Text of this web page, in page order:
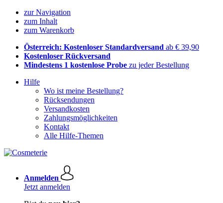
zur Navigation
zum Inhalt
zum Warenkorb
Österreich: Kostenloser Standardversand ab € 39,90
Kostenloser Rückversand
Mindestens 1 kostenlose Probe zu jeder Bestellung
Hilfe
Wo ist meine Bestellung?
Rücksendungen
Versandkosten
Zahlungsmöglichkeiten
Kontakt
Alle Hilfe-Themen
Anmelden
Jetzt anmelden